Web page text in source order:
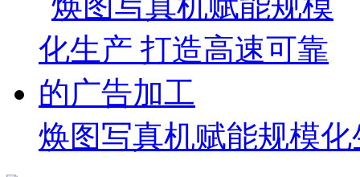
焕图写真机赋能规模